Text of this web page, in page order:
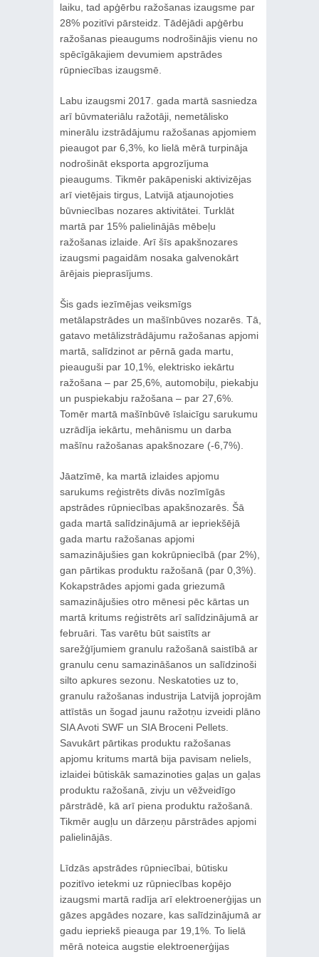
laiku, tad apģērbu ražošanas izaugsme par
28% pozitīvi pārsteidz. Tādējādi apģērbu
ražošanas pieaugums nodrošinājis vienu no
spēcīgākajiem devumiem apstrādes
rūpniecības izaugsmē.
Labu izaugsmi 2017. gada martā sasniedza
arī būvmateriālu ražotāji, nemetālisko
minerālu izstrādājumu ražošanas apjomiem
pieaugot par 6,3%, ko lielā mērā turpināja
nodrošināt eksporta apgrozījuma
pieaugums. Tikmēr pakāpeniski aktivizējas
arī vietējais tirgus, Latvijā atjaunojoties
būvniecības nozares aktivitātei. Turklāt
martā par 15% palielinājās mēbeļu
ražošanas izlaide. Arī šīs apakšnozares
izaugsmi pagaidām nosaka galvenokārt
ārējais pieprasījums.
Šis gads iezīmējas veiksmīgs
metālapstrādes un mašīnbūves nozarēs. Tā,
gatavo metālizstrādājumu ražošanas apjomi
martā, salīdzinot ar pērnā gada martu,
pieauguši par 10,1%, elektrisko iekārtu
ražošana – par 25,6%, automobiļu, piekabju
un puspiekabju ražošana – par 27,6%.
Tomēr martā mašīnbūvē īslaicīgu sarukumu
uzrādīja iekārtu, mehānismu un darba
mašīnu ražošanas apakšnozare (-6,7%).
Jāatzīmē, ka martā izlaides apjomu
sarukums reģistrēts divās nozīmīgās
apstrādes rūpniecības apakšnozarēs. Šā
gada martā salīdzinājumā ar iepriekšējā
gada martu ražošanas apjomi
samazinājušies gan kokrūpniecībā (par 2%),
gan pārtikas produktu ražošanā (par 0,3%).
Kokapstrādes apjomi gada griezumā
samazinājušies otro mēnesi pēc kārtas un
martā kritums reģistrēts arī salīdzinājumā ar
februāri. Tas varētu būt saistīts ar
sarežģījumiem granulu ražošanā saistībā ar
granulu cenu samazināšanos un salīdzinoši
silto apkures sezonu. Neskatoties uz to,
granulu ražošanas industrija Latvijā joprojām
attīstās un šogad jaunu ražotņu izveidi plāno
SIA Avoti SWF un SIA Broceni Pellets.
Savukārt pārtikas produktu ražošanas
apjomu kritums martā bija pavisam neliels,
izlaidei būtiskāk samazinoties gaļas un gaļas
produktu ražošanā, zivju un vēžveidīgo
pārstrādē, kā arī piena produktu ražošanā.
Tikmēr augļu un dārzeņu pārstrādes apjomi
palielinājās.
Līdzās apstrādes rūpniecībai, būtisku
pozitīvo ietekmi uz rūpniecības kopējo
izaugsmi martā radīja arī elektroenerģijas un
gāzes apgādes nozare, kas salīdzinājumā ar
gadu iepriekš pieauga par 19,1%. To lielā
mērā noteica augstie elektroenerģijas